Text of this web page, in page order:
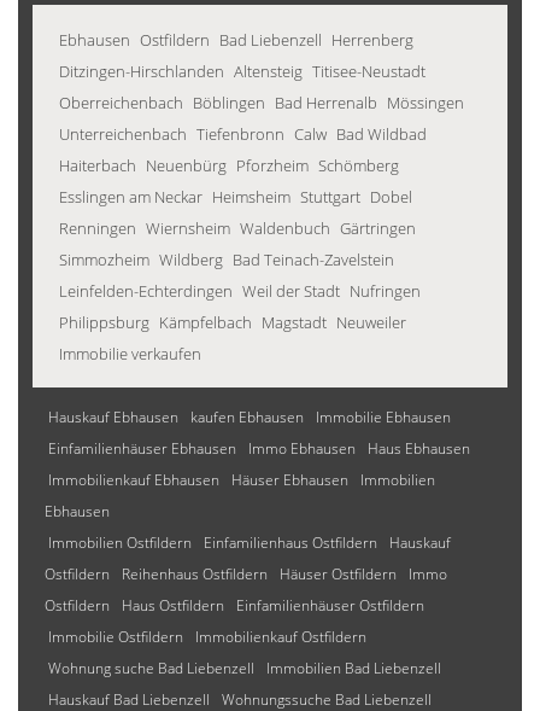
Ebhausen Ostfildern Bad Liebenzell Herrenberg
Ditzingen-Hirschlanden Altensteig Titisee-Neustadt
Oberreichenbach Böblingen Bad Herrenalb Mössingen
Unterreichenbach Tiefenbronn Calw Bad Wildbad
Haiterbach Neuenbürg Pforzheim Schömberg
Esslingen am Neckar Heimsheim Stuttgart Dobel
Renningen Wiernsheim Waldenbuch Gärtringen
Simmozheim Wildberg Bad Teinach-Zavelstein
Leinfelden-Echterdingen Weil der Stadt Nufringen
Philippsburg Kämpfelbach Magstadt Neuweiler
Immobilie verkaufen
Hauskauf Ebhausen kaufen Ebhausen
Immobilie Ebhausen
Einfamilienhäuser Ebhausen
Immo Ebhausen
Haus Ebhausen
Immobilienkauf Ebhausen
Häuser Ebhausen
Immobilien
Ebhausen
Immobilien Ostfildern
Einfamilienhaus Ostfildern
Hauskauf
Ostfildern
Reihenhaus Ostfildern Häuser Ostfildern
Immo
Ostfildern
Haus Ostfildern
Einfamilienhäuser Ostfildern
Immobilie Ostfildern
Immobilienkauf Ostfildern
Wohnung suche Bad Liebenzell
Immobilien Bad Liebenzell
Hauskauf Bad Liebenzell
Wohnungssuche Bad Liebenzell